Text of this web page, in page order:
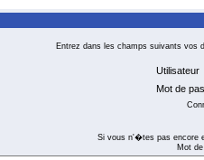
Entrez dans les champs suivants vos
Utilisateur
Mot de
Si vous n'�tes pas encore
Mot